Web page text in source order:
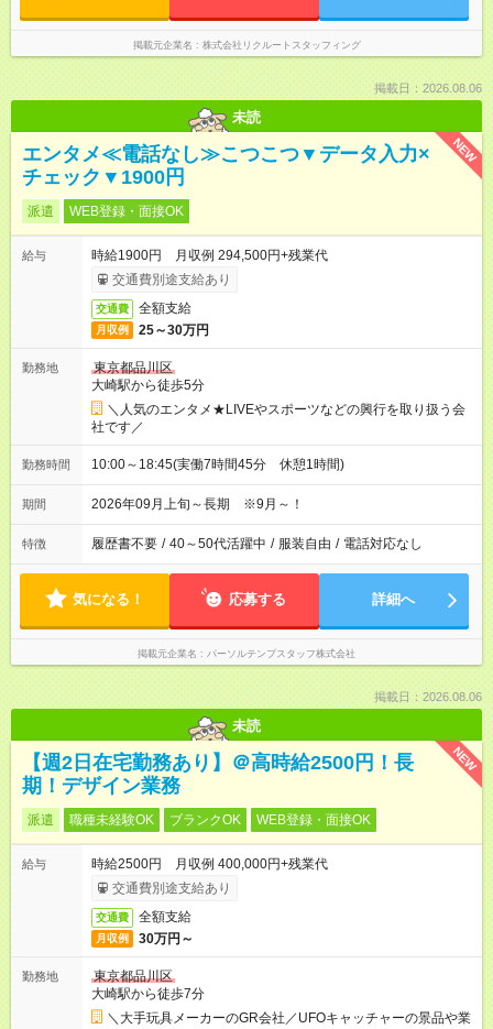
掲載元企業名 株式会社リクルートスタッフィング
掲載日：2026.08.06
未読
NEW
エンタメ≪電話なし≫こつこつ▼データ入力×
チェック▼1900円
派遣 WEB登録・面接OK
給与
時給1900円 月収例 294,500円+残業代
交通費別途支給あり
交通費 全額支給
月収例 25～30万円
勤務地
東京都品川区
大崎駅から徒歩5分
＼人気のエンタメ★LIVEやスポーツなどの興行を取り扱う会
社です／
勤務時間 10:00～18:45(実働7時間45分 休憩1時間)
期間 2026年09月上旬～長期 ※9月～！
特徴 履歴書不要 / 40～50代活躍中 / 服装自由 / 電話対応なし
気になる！ 応募する 詳細へ
掲載元企業名 パーソルテンプスタッフ株式会社
掲載日：2026.08.06
未読
NEW
【週2日在宅勤務あり】＠高時給2500円！長
期！デザイン業務
派遣 職種未経験OK ブランクOK WEB登録・面接OK
給与
時給2500円 月収例 400,000円+残業代
交通費別途支給あり
交通費 全額支給
月収例 30万円～
勤務地
東京都品川区
大崎駅から徒歩7分
＼大手玩具メーカーのGR会社／UFOキャッチャーの景品や業